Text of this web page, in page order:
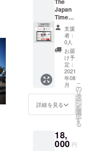
Japan
Times
Premiu
m 3ヶ月
プラン
※購読ID
は8月初
旬～中
旬にご
案内予
支援
者：
0人
お届
け予
定：
2021
年08
月
詳細を見る
こ
の
リ
タ
ー
ン
を
選
択
す
る
18,
000 円